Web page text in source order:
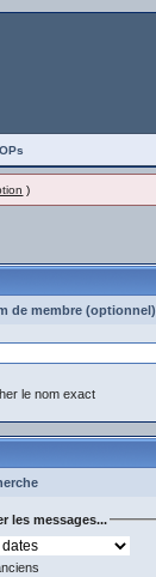
)
de membre (optionnel)
le nom exact
les messages...